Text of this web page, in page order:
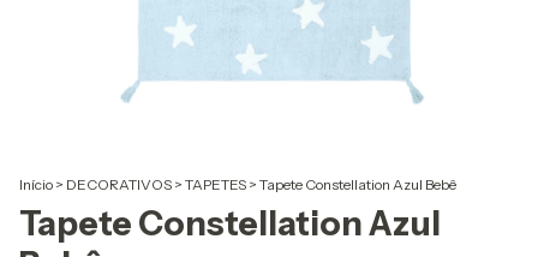
Início > DECORATIVOS > TAPETES > Tapete Constellation Azul Bebê
Tapete Constellation Azul